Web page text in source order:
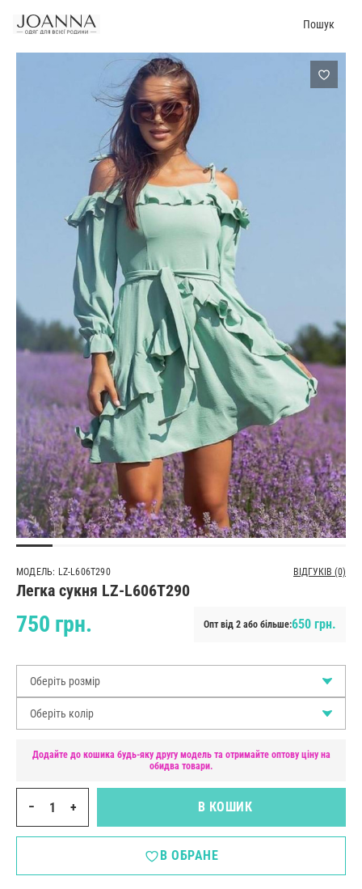
Пошук
МОДЕЛЬ: LZ-L606T290 ВІДГУКІВ (0)
Легка сукня LZ-L606T290
750 грн. Опт від 2 або більше:650 грн.
Оберіть розмір
Оберіть колір
Додайте до кошика будь-яку другу модель та отримайте оптову ціну на
обидва товари.
− + В КОШИК
В ОБРАНЕ